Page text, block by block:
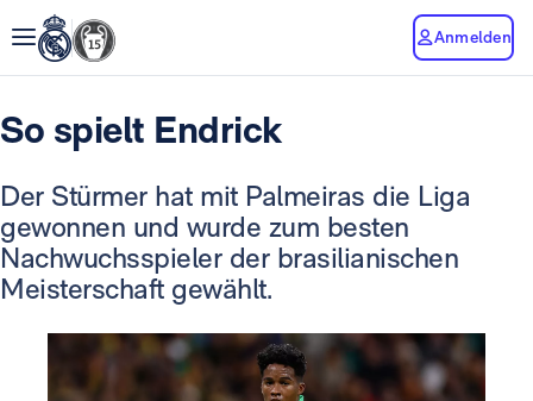
Anmelden
So spielt Endrick
Der Stürmer hat mit Palmeiras die Liga
gewonnen und wurde zum besten
Nachwuchsspieler der brasilianischen
Meisterschaft gewählt.